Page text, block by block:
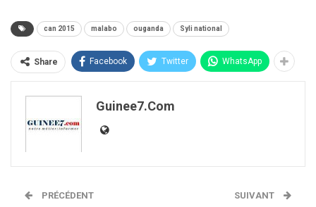
can 2015 malabo ouganda Syli national
Share Facebook Twitter WhatsApp
Guinee7.com
PRÉCÉDENT SUIVANT